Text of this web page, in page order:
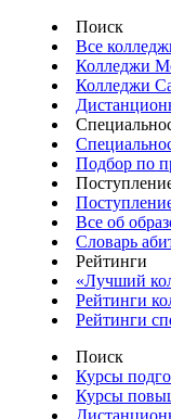
Поиск
Все
Колледжи
Колледжи
Подбор по
Все об
Словарь
Рейтинги
«Лучший
Рейтинги
Рейтинги
Поиск
Курсы
Курсы